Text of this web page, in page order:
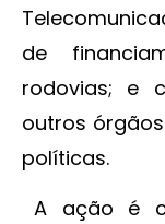
de
rodovias; e
outros
políticas.
A ação é